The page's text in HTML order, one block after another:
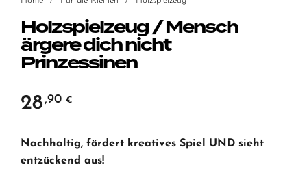
Holzspielzeug / Mensch
ärgere dich nicht
Prinzessinen
28 ,90 €
Nachhaltig, fördert kreatives Spiel UND sieht
entzückend aus!